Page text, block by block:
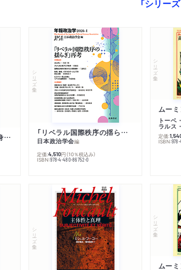
「シリー
ＡＩにはない「思考力」の身につけ方
シリーズ・全集
「リベラル国際秩序の揺らぎ」再考 年報政治学２０２６‐Ⅰ
日本政治学会編
定価:4,510円 （10％税込み）
ISBN:978-4-480-86752-0
シリーズ・全集
トーベ
ラルス
定価:
ISBN:
シリーズ・全集
シリーズ・全集